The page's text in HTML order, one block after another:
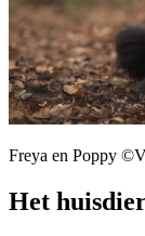
Freya en Poppy
Het